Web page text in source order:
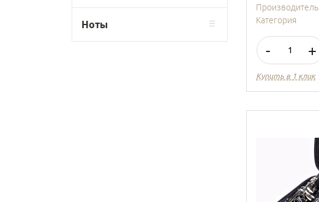
Ноты
Производитель
Категория
- +
Купить в 1 клик